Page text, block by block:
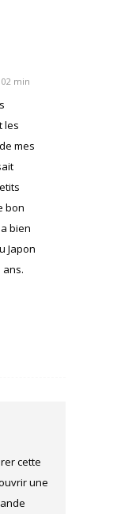
02 min
les
mes
bon
bien
Japon
cette
une